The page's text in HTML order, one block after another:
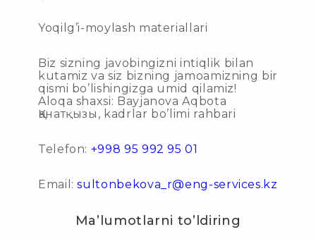
Yoqilg’i-moylash materiallari
Biz sizning javobingizni intiqlik bilan
kutamiz va siz bizning jamoamizning bir
qismi bo’lishingizga umid qilamiz!
Aloqa shaxsi: Bayjanova Aqbota
Қанатқызы, kadrlar bo’limi rahbari
Telefon: +998 95 992 95 01
Email:sultonbekova_r@eng-services.kz
Ma’lumotlarni to’ldiring